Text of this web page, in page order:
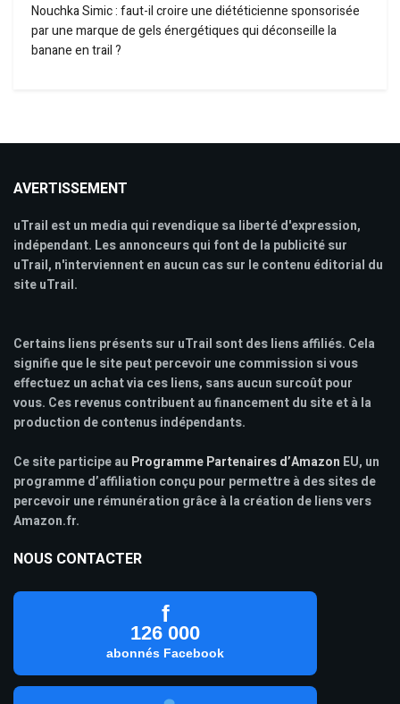
Nouchka Simic : faut-il croire une diététicienne sponsorisée
par une marque de gels énergétiques qui déconseille la
banane en trail ?
AVERTISSEMENT
uTrail est un media qui revendique sa liberté d'expression,
indépendant. Les annonceurs qui font de la publicité sur
uTrail, n'interviennent en aucun cas sur le contenu éditorial du
site uTrail.
Certains liens présents sur uTrail sont des liens affiliés. Cela
signifie que le site peut percevoir une commission si vous
effectuez un achat via ces liens, sans aucun surcoût pour
vous. Ces revenus contribuent au financement du site et à la
production de contenus indépendants.
Ce site participe au Programme Partenaires d’Amazon EU, un
programme d’affiliation conçu pour permettre à des sites de
percevoir une rémunération grâce à la création de liens vers
Amazon.fr.
NOUS CONTACTER
f
126 000
abonnés Facebook